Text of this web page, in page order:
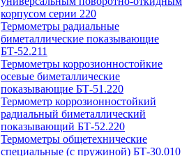
корпусом серии 220
Термометры радиальные
биметаллические показывающие
БТ-52.211
Термометры коррозионностойкие
осевые биметаллические
показывающие БТ-51.220
Термометр коррозионностойкий
радиальный биметаллический
показывающий БТ-52.220
Термометры общетехнические
специальные (с пружиной) БТ-30.010